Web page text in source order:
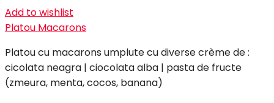
Add to wishlist
Platou Macarons
Platou cu macarons umplute cu diverse crème de :
cicolata neagra | ciocolata alba | pasta de fructe
(zmeura, menta, cocos, banana)